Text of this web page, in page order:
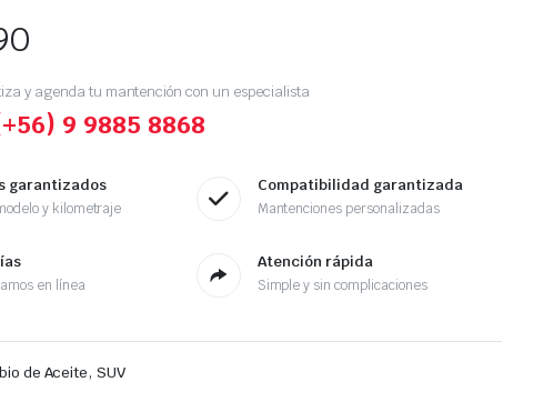
y agenda tu mantención con un especialista
9 9885 8868
garantizados
y kilometraje
Compatibilidad garantizada
Mantenciones personalizadas
en línea
Atención rápida
Simple y sin complicaciones
de Aceite, SUV